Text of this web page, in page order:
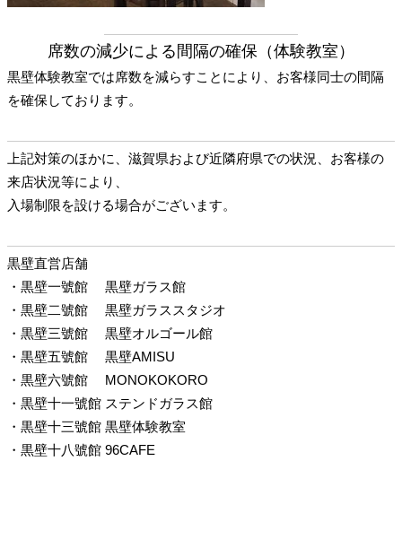
席数の減少による間隔の確保（体験教室）
黒壁体験教室では席数を減らすことにより、お客様同士の間隔
を確保しております。
上記対策のほかに、滋賀県および近隣府県での状況、お客様の
来店状況等により、
入場制限を設ける場合がございます。
黒壁直営店舗
・黒壁一號館
黒壁ガラス館
・黒壁二號館
黒壁ガラススタジオ
・黒壁三號館
黒壁オルゴール館
・黒壁五號館
黒壁AMISU
・黒壁六號館
MONOKOKORO
・黒壁十一號館 ステンドガラス館
・黒壁十三號館 黒壁体験教室
・黒壁十八號館 96CAFE